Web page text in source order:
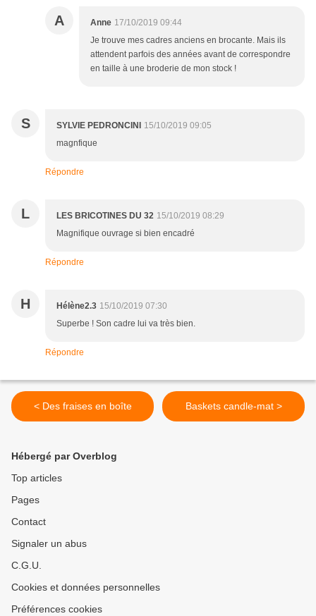
A Anne 17/10/2019 09:44
Je trouve mes cadres anciens en brocante. Mais ils
attendent parfois des années avant de correspondre
en taille à une broderie de mon stock !
S SYLVIE PEDRONCINI
15/10/2019 09:05
magnfique
Répondre
L LES BRICOTINES DU 32 15/10/2019 08:29
Magnifique ouvrage si bien encadré
Répondre
H Hélène2.3 15/10/2019 07:30
Superbe ! Son cadre lui va très bien.
Répondre
< Des fraises en boîte Baskets candle-mat >
Hébergé par Overblog
Top articles
Pages
Contact
Signaler un abus
C.G.U.
Cookies et données personnelles
Préférences cookies